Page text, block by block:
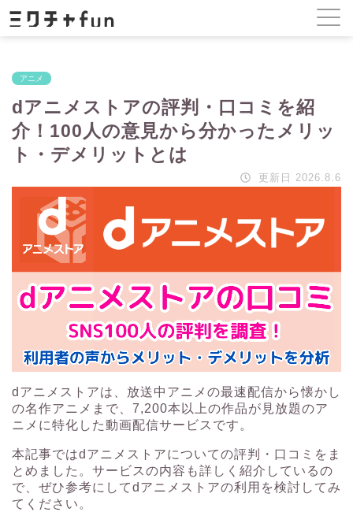
アニメ
dアニメストアの評判・口コミを紹
介！100人の意見から分かったメリッ
ト・デメリットとは
更新日 2026.8.6
dアニメストアは、放送中アニメの最速配信から懐かし
の名作アニメまで、7,200本以上の作品が見放題のア
ニメに特化した動画配信サービスです。
本記事ではdアニメストアについての評判・口コミをま
とめました。サービスの内容も詳しく紹介しているの
で、ぜひ参考にしてdアニメストアの利用を検討してみ
てください。